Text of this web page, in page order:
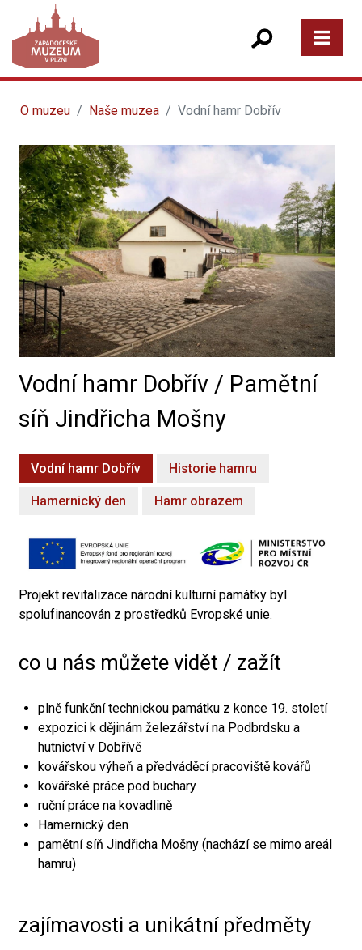
O muzeu Naše muzea Vodní hamr Dobřív
Vodní hamr Dobřív / Pamětní
síň Jindřicha Mošny
Vodní hamr Dobřív Historie hamru
Hamernický den Hamr obrazem
Projekt revitalizace národní kulturní památky byl
spolufinancován z prostředků Evropské unie.
co u nás můžete vidět / zažít
plně funkční technickou památku z konce 19. století
expozici k dějinám železářství na Podbrdsku a
hutnictví v Dobřívě
kovářskou výheň a předváděcí pracoviště kovářů
kovářské práce pod buchary
ruční práce na kovadlině
Hamernický den
pamětní síň Jindřicha Mošny (nachází se mimo areál
hamru)
zajímavosti a unikátní předměty